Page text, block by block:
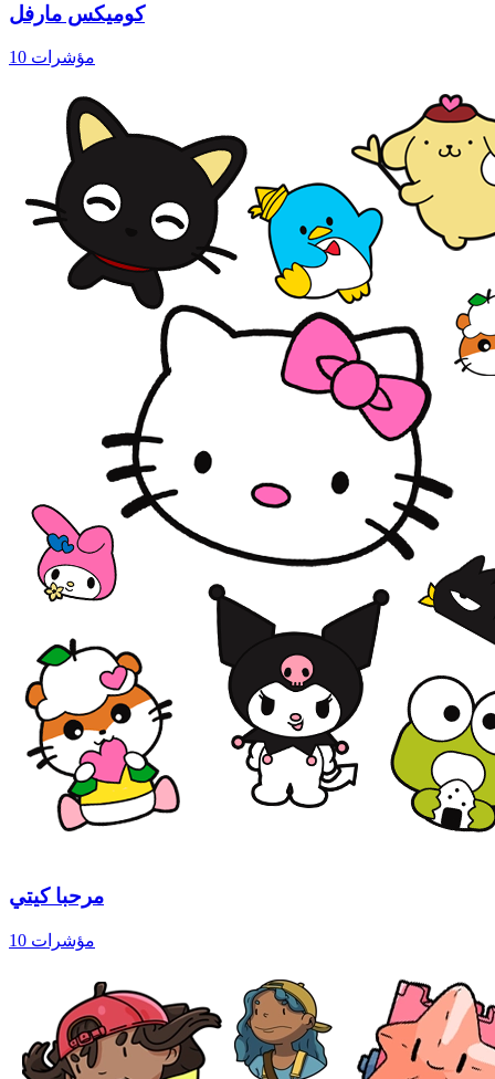
كوميكس مارفل
10 مؤشرات
مرحبا كيتي
10 مؤشرات